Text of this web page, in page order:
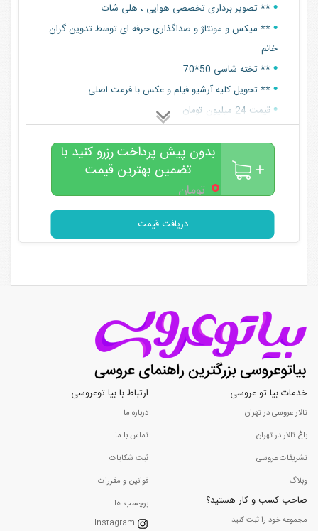
** تصویر برداری تخصصی هوایی ، هلی شات
** میکس و مونتاژ و صداگذاری حرفه ای توسط تدوین گران
خانم
** تخته شاسی 50*70
** تحویل کلیه آرشیو فیلم و عکس با فرمت اصلی
قیمت 24 میلیون تومان
بدون پیش پرداخت رزرو کنید با
تضمین بهترین قیمت
۰تومان
دریافت قیمت
خدمات بیا تو عروسی
تالار عروسی در تهران
باغ تالار در تهران
تشریفات عروسی
وبلاگ
صاحب کسب و کار هستید؟
مجموعه خود را ثبت کنید...
ارتباط با بیا توعروسی
درباره ما
تماس با ما
ثبت شکایات
قوانین و مقررات
برچسب ها
Instagram